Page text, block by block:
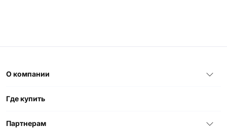
О компании
Где купить
Партнерам